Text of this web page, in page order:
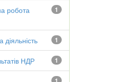
1
робота
1
діяльність
1
НДР